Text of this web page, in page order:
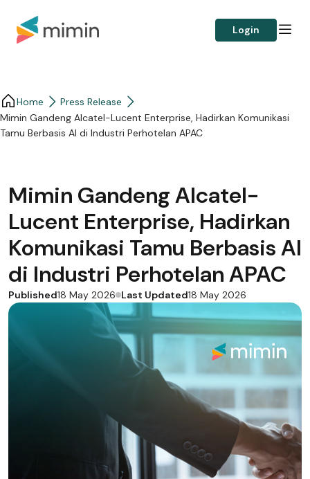
Login
Home
Press Release
Mimin Gandeng Alcatel-Lucent Enterprise, Hadirkan Komunikasi
Tamu Berbasis AI di Industri Perhotelan APAC
Mimin Gandeng Alcatel-
Lucent Enterprise, Hadirkan
Komunikasi Tamu Berbasis AI
di Industri Perhotelan APAC
Published18 May 2026 Last Updated18 May 2026